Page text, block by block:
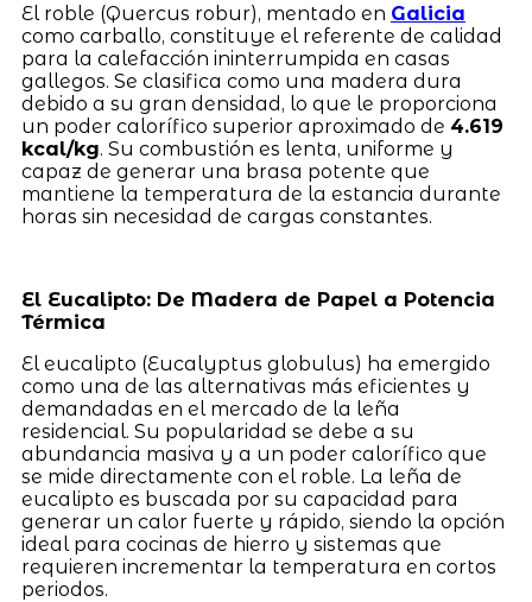
El roble (Quercus robur), mentado en Galicia
como carballo, constituye el referente de calidad
para la calefacción ininterrumpida en casas
gallegos. Se clasifica como una madera dura
debido a su gran densidad, lo que le proporciona
un poder calorífico superior aproximado de 4.619
kcal/kg. Su combustión es lenta, uniforme y
capaz de generar una brasa potente que
mantiene la temperatura de la estancia durante
horas sin necesidad de cargas constantes.
El Eucalipto: De Madera de Papel a Potencia
Térmica
El eucalipto (Eucalyptus globulus) ha emergido
como una de las alternativas más eficientes y
demandadas en el mercado de la leña
residencial. Su popularidad se debe a su
abundancia masiva y a un poder calorífico que
se mide directamente con el roble. La leña de
eucalipto es buscada por su capacidad para
generar un calor fuerte y rápido, siendo la opción
ideal para cocinas de hierro y sistemas que
requieren incrementar la temperatura en cortos
periodos.